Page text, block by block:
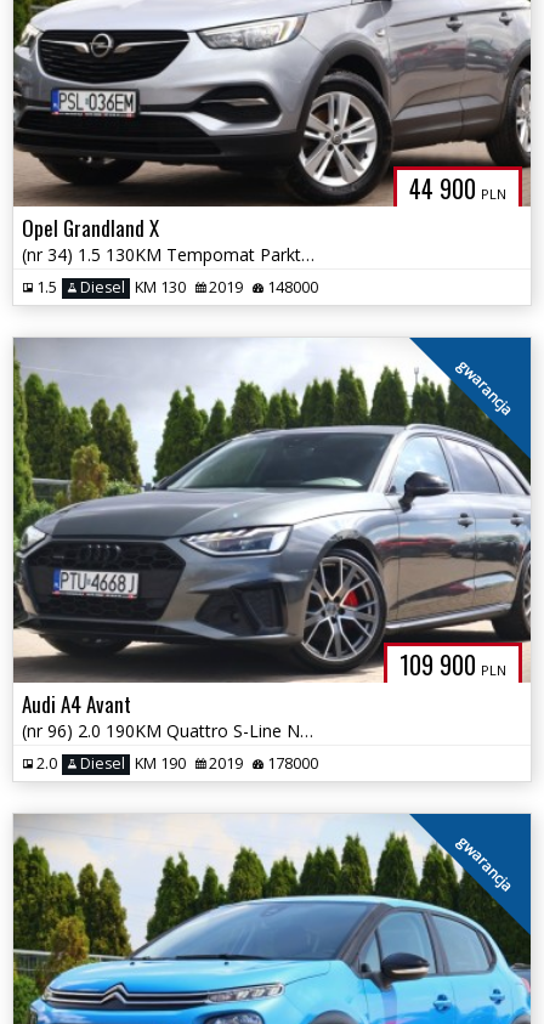
44 900 PLN
Opel Grandland X
(nr 34) 1.5 130KM Tempomat Parktronik Kamera Klima Gwarancja!!!
1.5 Diesel KM 130 2019 148000
109 900 PLN
gwarancja
Audi A4 Avant
(nr 96) 2.0 190KM Quattro S-Line Navi Parktronik Tempomat Gwarancja!!!
2.0 Diesel KM 190 2019 178000
gwarancja